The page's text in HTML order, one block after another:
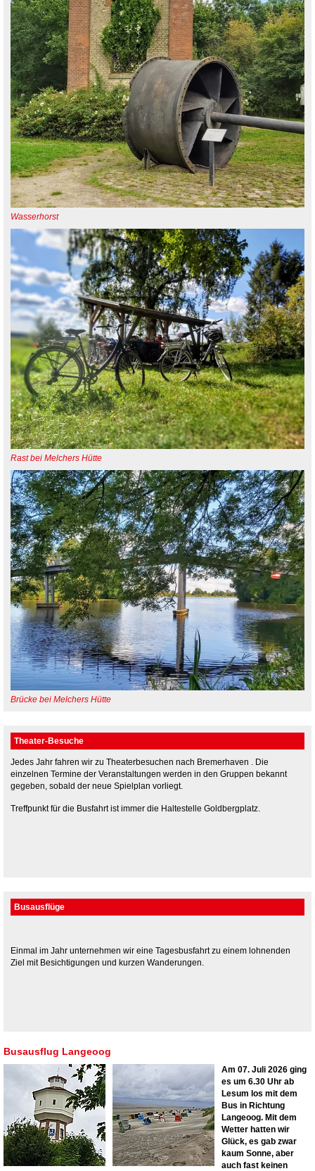
Wasserhorst
Rast bei Melchers Hütte
Brücke bei Melchers Hütte
Theater-Besuche
Jedes Jahr fahren wir zu Theaterbesuchen nach Bremerhaven . Die
einzelnen Termine der Veranstaltungen werden in den Gruppen bekannt
gegeben, sobald der neue Spielplan vorliegt.
Treffpunkt für die Busfahrt ist immer die Haltestelle Goldbergplatz.
Busausflüge
Einmal im Jahr unternehmen wir eine Tagesbusfahrt zu einem lohnenden
Ziel mit Besichtigungen und kurzen Wanderungen.
Busausflug Langeoog
Am 07. Juli 2026 ging
es um 6.30 Uhr ab
Lesum los mit dem
Bus in Richtung
Langeoog. Mit dem
Wetter hatten wir
Glück, es gab zwar
kaum Sonne, aber
auch fast keinen